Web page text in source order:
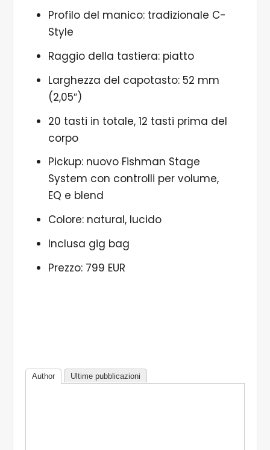
Profilo del manico: tradizionale C-
Style
Raggio della tastiera: piatto
Larghezza del capotasto: 52 mm
(2,05″)
20 tasti in totale, 12 tasti prima del
corpo
Pickup: nuovo Fishman Stage
System con controlli per volume,
EQ e blend
Colore: natural, lucido
Inclusa gig bag
Prezzo: 799 EUR
Author Ultime pubblicazioni